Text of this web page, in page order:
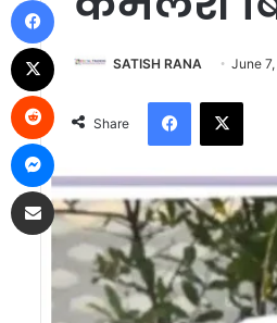
SATISH RANA June
Share
Facebook
X
Share via Email